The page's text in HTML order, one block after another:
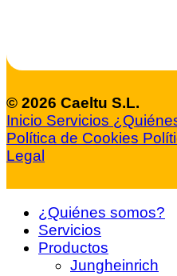
© 2026 Caeltu S.L.
Inicio Servicios
Política de Cookies
Legal
¿Quiénes somos?
Servicios
Productos
Jungheinrich